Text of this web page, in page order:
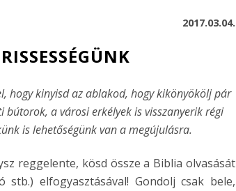
2017.03.04.
hogy kinyisd az ablakod, hogy kikönyökölj pár
a városi erkélyek is visszanyerik régi
is lehetőségünk van a megújulásra.
reggelente, kösd össze a Biblia olvasását
elfogyasztásával! Gondolj csak bele,